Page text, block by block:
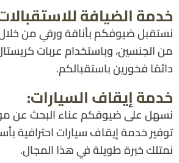
خدمة الضيافة
نستقبل ضيوفكم بأناقة ورقي من
من الجنسين، وباستخدام عربات
دائمًا فخورين باستقبالكم.
خدمة إيقاف السيارات:
نسهل على ضيوفكم عناء البحث عن
توفير خدمة إيقاف سيارات احترافية
نمتلك خبرة طويلة في هذا المجال.